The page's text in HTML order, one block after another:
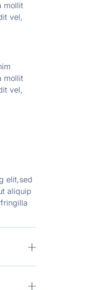
mollit
vel,
mollit
vel,
elit,sed
aliquip